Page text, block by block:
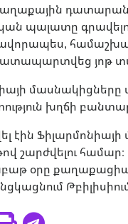
պալատը
յոթ
խղճի
էին
շարժվելու համար։
օրը